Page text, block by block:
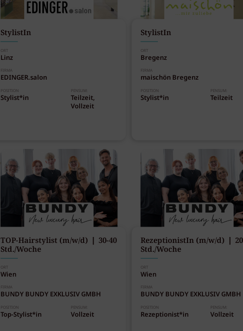
StylistIn
ORT
Linz
FIRMA
EDINGER.salon
POSITION
Stylist*in
PENSUM:
Teilzeit,
Vollzeit
StylistIn
ORT
Bregenz
FIRMA
maischön Bregenz
POSITION
Stylist*in
PENSUM:
Teilzeit
TOP-Hairstylist (m/w/d) ❘ 30-40
Std./Woche
ORT
Wien
FIRMA
BUNDY BUNDY EXKLUSIV GMBH
POSITION
Top-Stylist*in
PENSUM:
Vollzeit
RezeptionistIn (m/w/d) ❘ 20
Std./Woche
ORT
Wien
FIRMA
BUNDY BUNDY EXKLUSIV GMBH
POSITION
Rezeptionist*in
PENSUM:
Vollzeit